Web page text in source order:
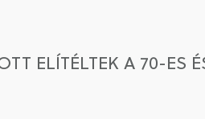
ELÍTÉLTEK A 70-ES